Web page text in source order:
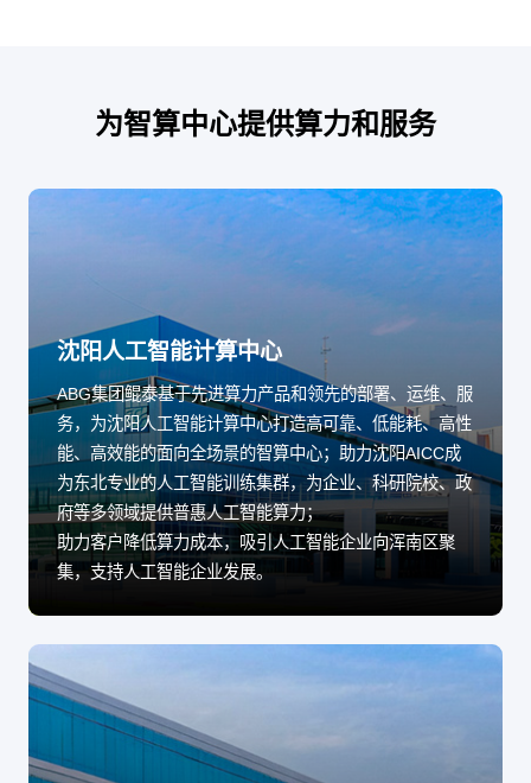
为智算中心提供算力和服务
沈阳人工智能计算中心
ABG集团鲲泰基于先进算力产品和领先的部署、运维、服
务，为沈阳人工智能计算中心打造高可靠、低能耗、高性
能、高效能的面向全场景的智算中心；助力沈阳AICC成
为东北专业的人工智能训练集群，为企业、科研院校、政
府等多领域提供普惠人工智能算力；
助力客户降低算力成本，吸引人工智能企业向浑南区聚
集，支持人工智能企业发展。